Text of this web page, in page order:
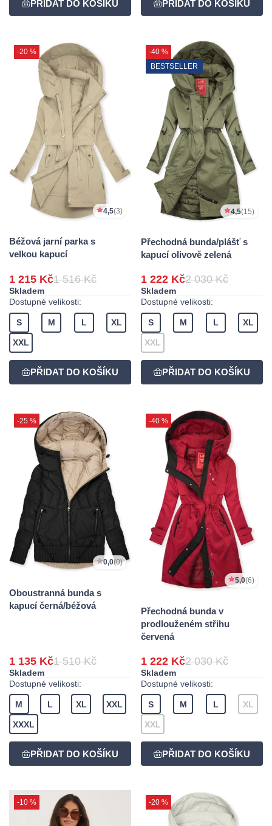
-20 %
4,5(3)
Béžová jarní parka s
velkou kapucí
1 215 Kč1 516 Kč
Skladem
Dostupné velikosti:
S M L XL
XXL
-40 %
BESTSELLER
4,5(15)
Přechodná bunda/plášť s
kapucí olivově zelená
1 222 Kč2 030 Kč
Skladem
Dostupné velikosti:
S M L XL
XXL
-25 %
0,0(0)
Oboustranná bunda s
kapucí černá/béžová
1 135 Kč1 510 Kč
Skladem
Dostupné velikosti:
M L XL XXL
XXXL
-40 %
5,0(6)
Přechodná bunda v
prodlouženém střihu
červená
1 222 Kč2 030 Kč
Skladem
Dostupné velikosti:
S M L XL
XXL
-10 % -20 %